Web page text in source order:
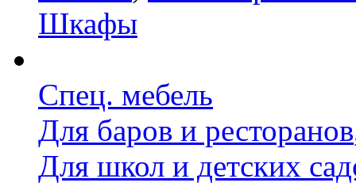
Шкафы
Спец. мебель
Для баров и ресторанов
Для школ и детских